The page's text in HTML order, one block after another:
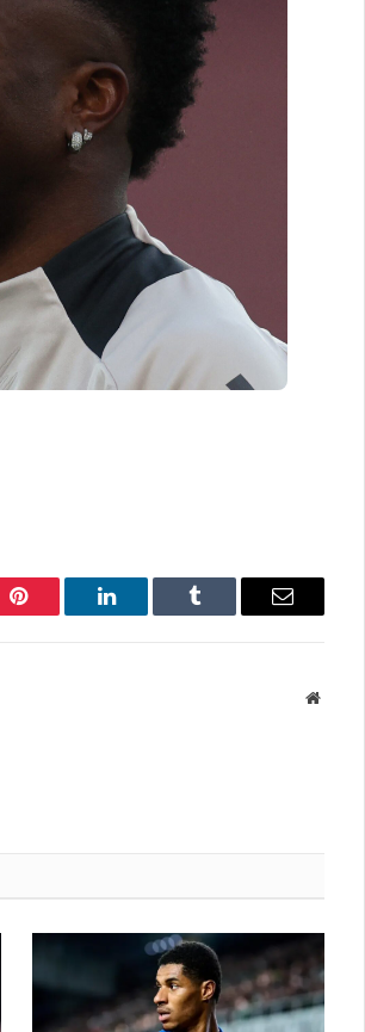
Pinterest LinkedIn Tumblr Email
Website